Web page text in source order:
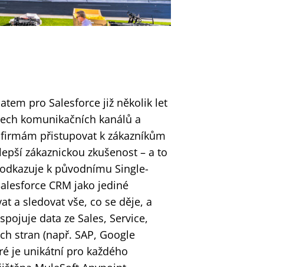
pro Salesforce již několik let
komunikačních kanálů a
přistupovat k zákazníkům
zákaznickou zkušenost – a to
k původnímu Single-
CRM jako jediné
a sledovat vše, co se děje, a
data ze Sales, Service,
stran (např. SAP, Google
je unikátní pro každého